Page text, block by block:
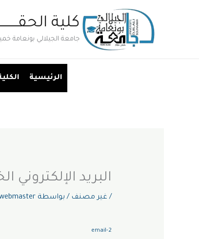
كلية
جامعة الجيلالي بونعامة
الرئيسية
البريد الإلكتروني
/ غير مصنف / بواسطة
email-2